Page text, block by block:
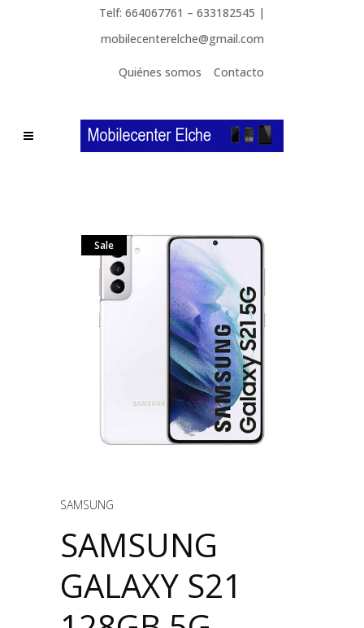
Telf: 664067761 – 633182545 |
mobilecenterelche@gmail.com
Quiénes somos Contacto
Sale
SAMSUNG
SAMSUNG
GALAXY S21